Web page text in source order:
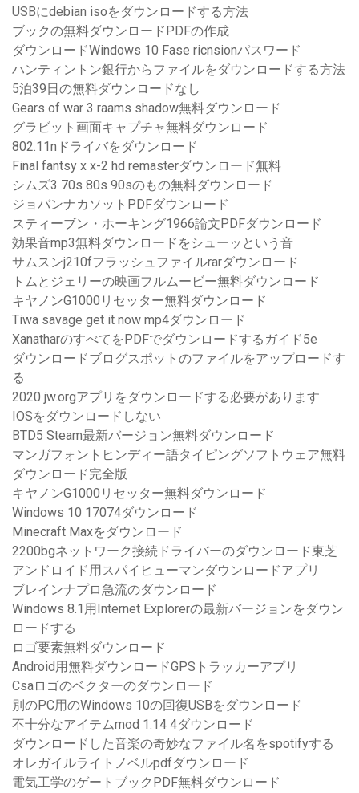
USBにdebian isoをダウンロードする方法
ブックの無料ダウンロードPDFの作成
ダウンロードWindows 10 Fase ricnsionパスワード
ハンティントン銀行からファイルをダウンロードする方法
5泊39日の無料ダウンロードなし
Gears of war 3 raams shadow無料ダウンロード
グラビット画面キャプチャ無料ダウンロード
802.11nドライバをダウンロード
Final fantsy x x-2 hd remasterダウンロード無料
シムズ3 70s 80s 90sのもの無料ダウンロード
ジョバンナカソットPDFダウンロード
スティーブン・ホーキング1966論文PDFダウンロード
効果音mp3無料ダウンロードをシューッという音
サムスンj210fフラッシュファイルrarダウンロード
トムとジェリーの映画フルムービー無料ダウンロード
キヤノンG1000リセッター無料ダウンロード
Tiwa savage get it now mp4ダウンロード
XanatharのすべてをPDFでダウンロードするガイド5e
ダウンロードブログスポットのファイルをアップロードす
る
2020 jw.orgアプリをダウンロードする必要があります
IOSをダウンロードしない
BTD5 Steam最新バージョン無料ダウンロード
マンガフォントヒンディー語タイピングソフトウェア無料
ダウンロード完全版
キヤノンG1000リセッター無料ダウンロード
Windows 10 17074ダウンロード
Minecraft Maxをダウンロード
2200bgネットワーク接続ドライバーのダウンロード東芝
アンドロイド用スパイヒューマンダウンロードアプリ
ブレインナプロ急流のダウンロード
Windows 8.1用Internet Explorerの最新バージョンをダウン
ロードする
ロゴ要素無料ダウンロード
Android用無料ダウンロードGPSトラッカーアプリ
Csaロゴのベクターのダウンロード
別のPC用のWindows 10の回復USBをダウンロード
不十分なアイテムmod 1.14 4ダウンロード
ダウンロードした音楽の奇妙なファイル名をspotifyする
オレガイルライトノベルpdfダウンロード
電気工学のゲートブックPDF無料ダウンロード